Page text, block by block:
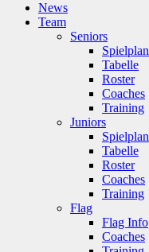
News
Team
Seniors
Spielplan
Tabelle
Roster
Coaches
Training
Juniors
Spielplan
Tabelle
Roster
Coaches
Training
Flag
Flag Info
Coaches